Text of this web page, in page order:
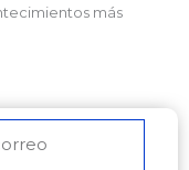
más